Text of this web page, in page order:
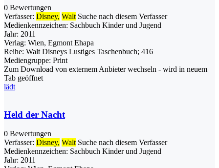
0 Bewertungen
Verfasser: Disney, Walt Suche nach diesem Verfasser
Medienkennzeichen: Sachbuch Kinder und Jugend
Jahr: 2011
Verlag: Wien, Egmont Ehapa
Reihe: Walt Disneys Lustiges Taschenbuch; 416
Mediengruppe: Print
Zum Download von externem Anbieter wechseln - wird in neuem
Tab geöffnet
lädt
Held der Nacht
0 Bewertungen
Verfasser: Disney, Walt Suche nach diesem Verfasser
Medienkennzeichen: Sachbuch Kinder und Jugend
Jahr: 2011